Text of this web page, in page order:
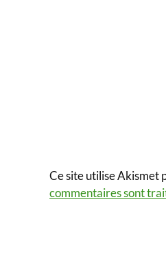
Ce site utilise Akismet
commentaires sont